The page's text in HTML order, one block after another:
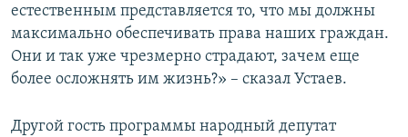
естественным представляется то, что мы должны
максимально обеспечивать права наших граждан.
Они и так уже чрезмерно страдают, зачем еще
более осложнять им жизнь?» – сказал Устаев.
Другой гость программы народный депутат